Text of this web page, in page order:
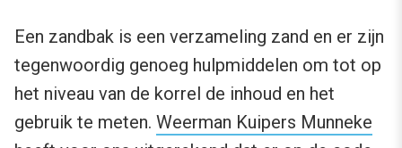
Een zandbak is een verzameling zand en er zijn
tegenwoordig genoeg hulpmiddelen om tot op
het niveau van de korrel de inhoud en het
gebruik te meten. Weerman Kuipers Munneke